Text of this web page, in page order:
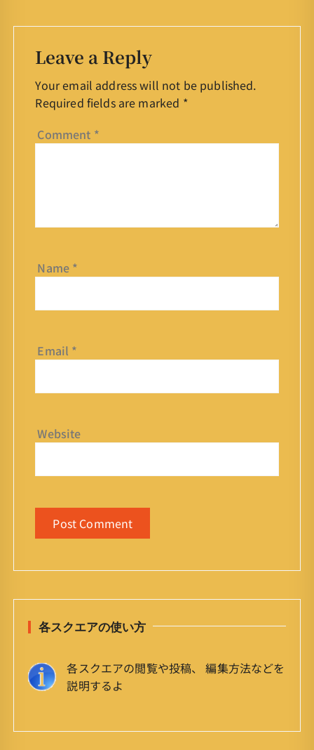
Leave a Reply
Your email address will not be published.
Required fields are marked *
Comment *
Name *
Email *
Website
各スクエアの使い方
各スクエアの閲覧や投稿、 編集方法などを
説明するよ